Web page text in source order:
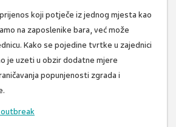
koji potječe iz jednog mjesta kao
na zaposlenike bara, već može
Kako se pojedine tvrtke u zajednici
je uzeti u obzir dodatne mjere
popunjenosti zgrada i